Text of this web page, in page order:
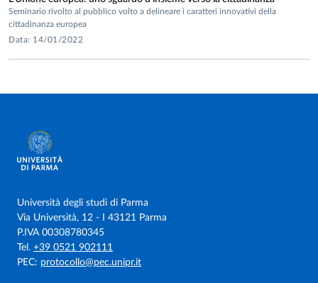
Seminario rivolto al pubblico volto a delineare i caratteri innovativi della
cittadinanza europea
Data: 14/01/2022
Università degli studi di Parma
Via Università, 12 - I 43121 Parma
P.IVA 00308780345
Tel. +39 0521 902111
PEC: protocollo@pec.unipr.it